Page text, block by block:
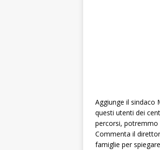
Aggiunge il sindaco
questi utenti dei
percorsi, potremmo
Commenta il
famiglie per